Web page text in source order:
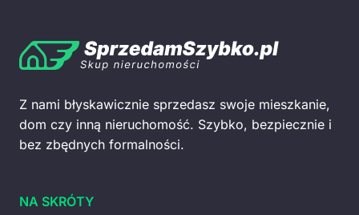
Z nami błyskawicznie sprzedasz swoje mieszkanie,
dom czy inną nieruchomość. Szybko, bezpiecznie i
bez zbędnych formalności.
NA SKRÓTY